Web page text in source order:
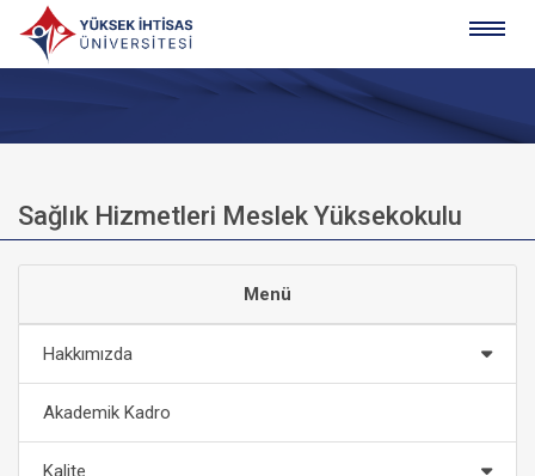
Sağlık Hizmetleri Meslek Yüksekokulu
Menü
Hakkımızda
Akademik Kadro
Kalite